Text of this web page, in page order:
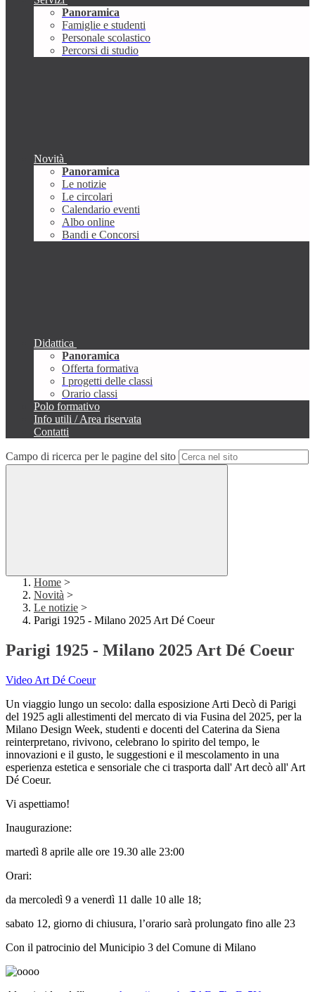
Panoramica
Famiglie e studenti
Personale scolastico
Percorsi di studio
Novità
Panoramica
Le notizie
Le circolari
Calendario eventi
Albo online
Bandi e Concorsi
Didattica
Panoramica
Offerta formativa
I progetti delle classi
Orario classi
Polo formativo
Info utili / Area riservata
Contatti
Campo di ricerca per le pagine del sito
Home >
Novità >
Le notizie >
Parigi 1925 - Milano 2025 Art Dé Coeur
Parigi 1925 - Milano 2025 Art Dé Coeur
Video Art Dé Coeur
Un viaggio lungo un secolo: dalla esposizione Arti Decò di Parigi
del 1925 agli allestimenti del mercato di via Fusina del 2025, per la
Milano Design Week, studenti e docenti del Caterina da Siena
reinterpretano, rivivono, celebrano lo spirito del tempo, le
innovazioni e il gusto, le suggestioni e il mescolamento in una
esperienza estetica e sensoriale che ci trasporta dall' Art decò all' Art
Dé Coeur.
Vi aspettiamo!
Inaugurazione:
martedì 8 aprile alle ore 19.30 alle 23:00
Orari:
da mercoledì 9 a venerdì 11 dalle 10 alle 18;
sabato 12, giorno di chiusura, l’orario sarà prolungato fino alle 23
Con il patrocinio del Municipio 3 del Comune di Milano